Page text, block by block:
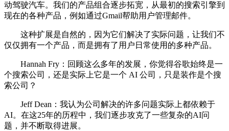
动驾驶汽车。我们的产品组合逐步拓宽，从最初的搜索引擎到
现在的各种产品，例如通过Gmail帮助用户管理邮件。
这种扩展是自然的，因为它们解决了实际问题，让我们不
仅仅拥有一个产品，而是拥有了用户日常使用的多种产品。
Hannah Fry：回顾这么多年的发展，你觉得谷歌始终是一
个搜索公司，还是实际上它是一个 AI 公司，只是装作是个搜
索公司？
Jeff Dean：我认为公司解决的许多问题实际上都依赖于
AI。在这25年的历程中，我们逐步攻克了一些复杂的AI问
题，并不断取得进展。